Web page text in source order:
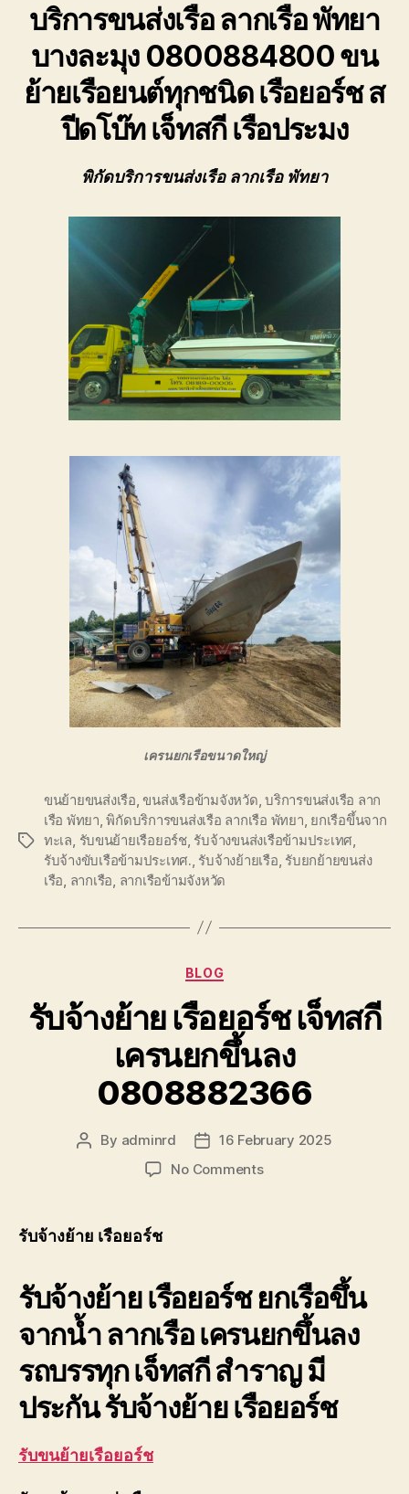
เรือ
บริการขนส่งเรือ ลากเรือ พัทยา
บางละมุง 0800884800 ขน
ย้ายเรือยนต์ทุกชนิด เรือยอร์ช ส
ปีดโบ๊ท เจ็ทสกี เรือประมง
พิกัดบริการขนส่งเรือ ลากเรือ พัทยา
เครนยกเรือขนาดใหญ่
Tags
ขนย้ายขนส่งเรือ,ขนส่งเรือข้ามจังหวัด,บริการขนส่งเรือ ลาก
เรือ พัทยา,พิกัดบริการขนส่งเรือ ลากเรือ พัทยา, ยกเรือขึ้นจาก
ทะเล, รับขนย้ายเรือยอร์ช, รับจ้างขนส่งเรือข้ามประเทศ,
รับจ้างขับเรือข้ามประเทศ., รับจ้างย้ายเรือ, รับยกย้ายขนส่ง
เรือ, ลากเรือ, ลากเรือข้ามจังหวัด
Categories
BLOG
รับจ้างย้าย เรือยอร์ช เจ็ทสกี
เครนยกขึ้นลง
0808882366
Post
By adminrd
Post
date
16 February 2025
No Commentson
สกี
เครน
ยก
ขึ้น
ลง
0808882366
รับจ้างย้าย เรือยอร์ช
รับจ้างย้าย เรือยอร์ช ยกเรือขึ้น
จากน้ำ ลากเรือ เครนยกขึ้นลง
รถบรรทุก เจ็ทสกี สำราญ มี
ประกัน รับจ้างย้าย เรือยอร์ช
รับขนย้ายเรือยอร์ช